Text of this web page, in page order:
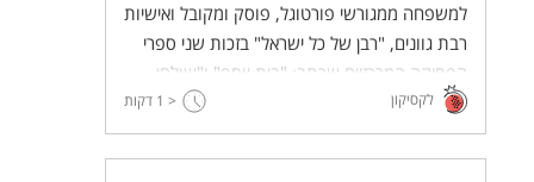
למשפחה ממגורשי פורטוגל, פוסק ומקובל ואישיות
רבת גוונים, "רבן של כל ישראל" בזכות שני ספרי
הפסיקה המרכזיים שכתב: "בית יוסף" ו"שולחן
ערוך".לקסיקון < 1 דקות